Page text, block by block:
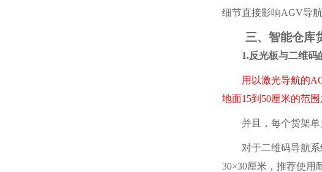
细节直接影响AGV导航
三、智能仓库货
1.反光板与二维码
用以激光导航的
地面15到50厘米的范围
并且，每个货架单元
对于二维码导航系
30×30厘米，推荐使用